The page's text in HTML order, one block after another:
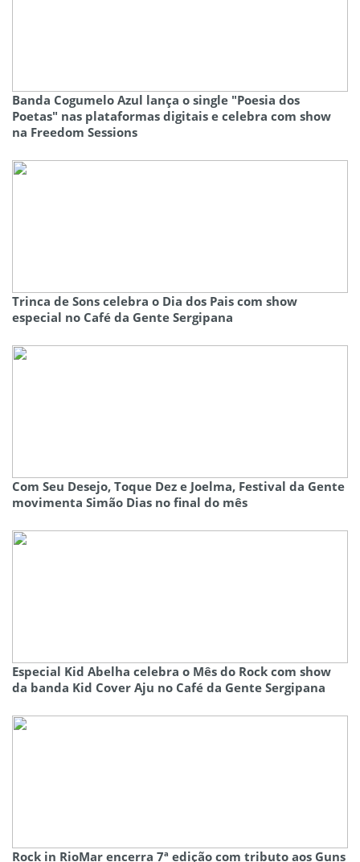
Banda Cogumelo Azul lança o single "Poesia dos
Poetas" nas plataformas digitais e celebra com show
na Freedom Sessions
Trinca de Sons celebra o Dia dos Pais com show
especial no Café da Gente Sergipana
Com Seu Desejo, Toque Dez e Joelma, Festival da Gente
movimenta Simão Dias no final do mês
Especial Kid Abelha celebra o Mês do Rock com show
da banda Kid Cover Aju no Café da Gente Sergipana
Rock in RioMar encerra 7ª edição com tributo aos Guns